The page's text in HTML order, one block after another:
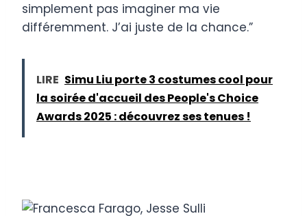
simplement pas imaginer ma vie
différemment. J’ai juste de la chance.”
LIRE Simu Liu porte 3 costumes cool pour
la soirée d'accueil des People's Choice
Awards 2025 : découvrez ses tenues !